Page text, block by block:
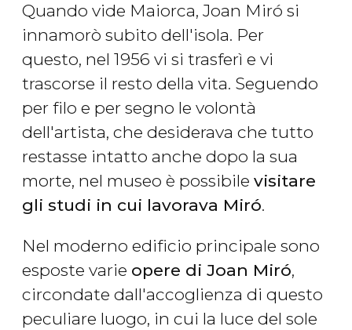
Quando vide Maiorca, Joan Miró si
innamorò subito dell'isola. Per
questo, nel 1956 vi si trasferì e vi
trascorse il resto della vita. Seguendo
per filo e per segno le volontà
dell'artista, che desiderava che tutto
restasse intatto anche dopo la sua
morte, nel museo è possibile visitare
gli studi in cui lavorava Miró.
Nel moderno edificio principale sono
esposte varie opere di Joan Miró,
circondate dall'accoglienza di questo
peculiare luogo, in cui la luce del sole